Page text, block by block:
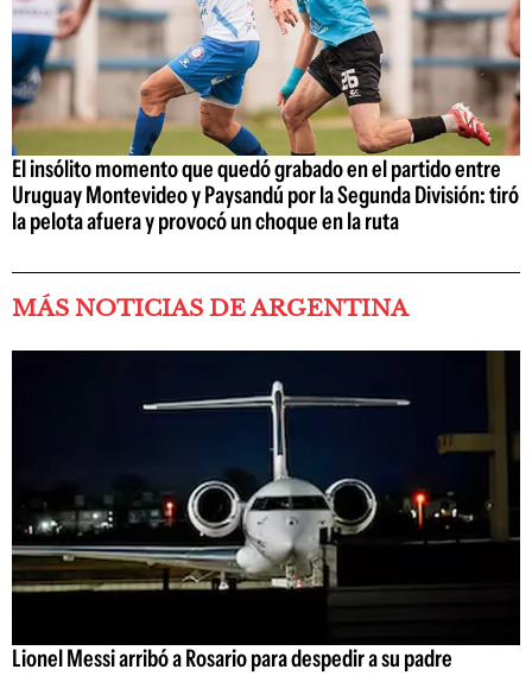
El insólito momento que quedó grabado en el partido entre
Uruguay Montevideo y Paysandú por la Segunda División: tiró
la pelota afuera y provocó un choque en la ruta
MÁS NOTICIAS DE ARGENTINA
Lionel Messi arribó a Rosario para despedir a su padre